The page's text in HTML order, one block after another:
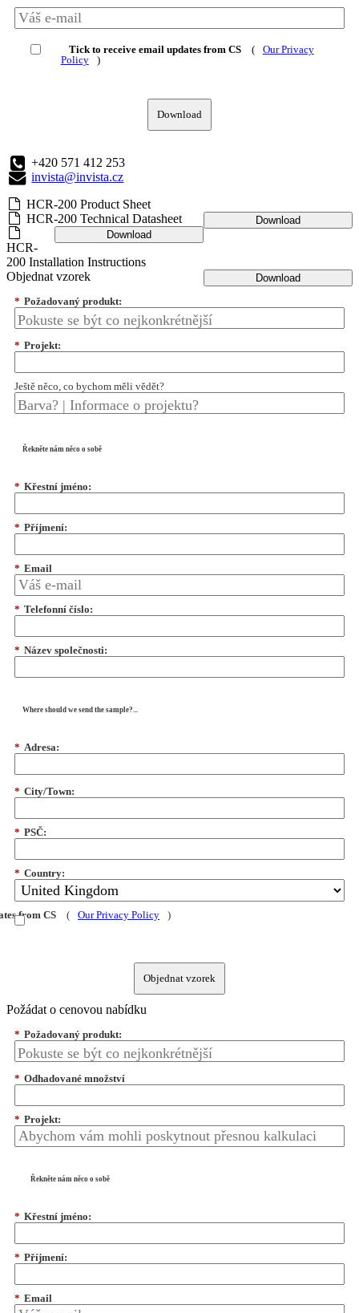
Tick to receive email updates from CS (
Our Privacy
Policy
)
Download
+420 571 412 253
invista@invista.cz
HCR-200 Product Sheet
Download
HCR-200 Technical Datasheet
Download
HCR-
200 Installation Instructions
Download
Objednat vzorek
* Požadovaný produkt:
* Projekt:
Ještě něco, co bychom měli vědět?
Řekněte nám něco o sobě
* Křestní jméno:
* Příjmení:
* Email
* Telefonní číslo:
* Název společnosti:
Where should we send the sample?...
* Adresa:
* City/Town:
* PSČ:
* Country:
from CS ( Our Privacy Policy )
Objednat vzorek
Požádat o cenovou nabídku
* Požadovaný produkt:
* Odhadované množství
* Projekt:
Řekněte nám něco o sobě
* Křestní jméno:
* Příjmení:
* Email